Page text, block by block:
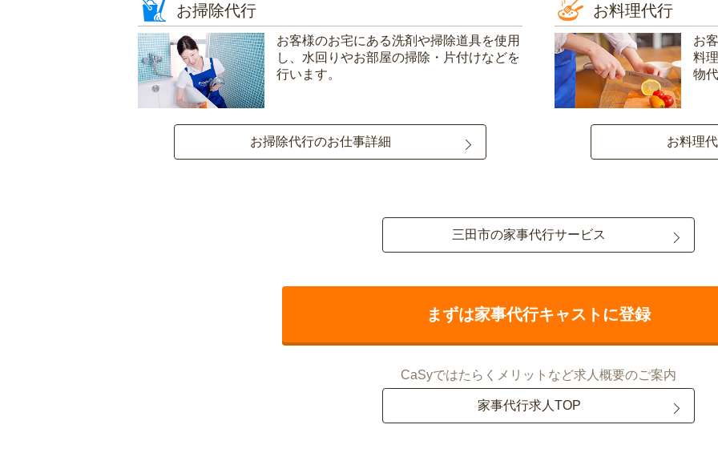
お掃除代行
お客様のお宅にある洗剤や掃除道具を使用
し、水回りやお部屋の掃除・片付けなどを
行います。
お掃除代行のお仕事詳細
お料理代行
お
料
物
お料理
三田市の家事代行サービス
まずは家事代行キャストに登録
CaSyではたらくメリットなど求人概要のご案内
家事代行求人TOP